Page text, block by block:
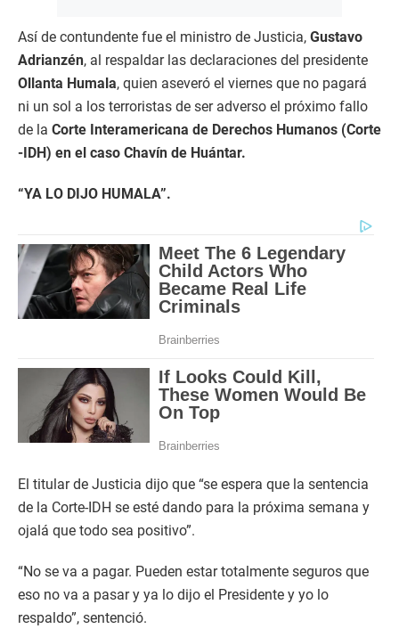
Así de contundente fue el ministro de Justicia, Gustavo
Adrianzén, al respaldar las declaraciones del presidente
Ollanta Humala, quien aseveró el viernes que no pagará
ni un sol a los terroristas de ser adverso el próximo fallo
de la Corte Interamericana de Derechos Humanos (Corte
-IDH) en el caso Chavín de Huántar.
“YA LO DIJO HUMALA”.
El titular de Justicia dijo que “se espera que la sentencia
de la Corte-IDH se esté dando para la próxima semana y
ojalá que todo sea positivo”.
“No se va a pagar. Pueden estar totalmente seguros que
eso no va a pasar y ya lo dijo el Presidente y yo lo
respaldo”, sentenció.